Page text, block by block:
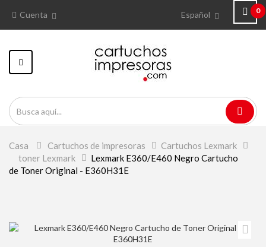
0
Español
Cuenta
Navegación
Toggle
Casa > Cartuchos de impresoras > Cartuchos Lexmark
toner Lexmark > Lexmark E360/E460 Negro Cartucho
de Toner Original - E360H31E